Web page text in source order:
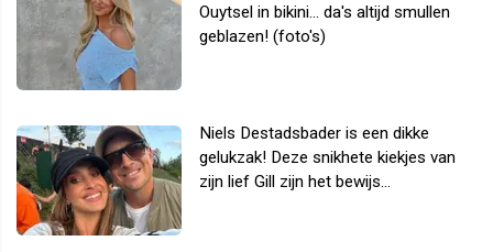
Ouytsel in bikini... da's altijd smullen
geblazen! (foto's)
Niels Destadsbader is een dikke
gelukzak! Deze snikhete kiekjes van
zijn lief Gill zijn het bewijs...